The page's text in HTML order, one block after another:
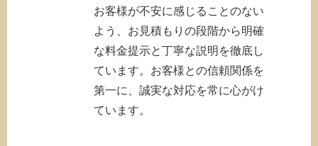
お客様が不安に感じることのない
よう、お見積もりの段階から明確
な料金提示と丁寧な説明を徹底し
ています。お客様との信頼関係を
第一に、誠実な対応を常に心がけ
ています。